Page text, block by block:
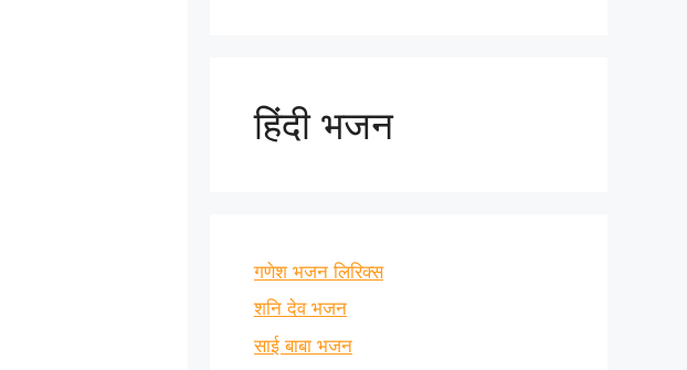
हिंदी भजन
गणेश भजन लिरिक्स
शनि देव भजन
साई बाबा भजन